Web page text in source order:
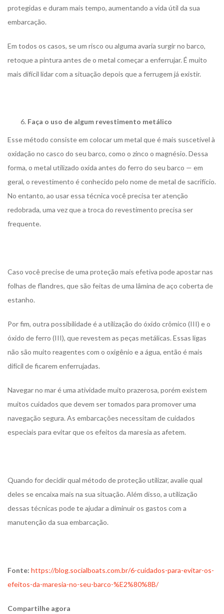
protegidas e duram mais tempo, aumentando a vida útil da sua
embarcação.
Em todos os casos, se um risco ou alguma avaria surgir no barco,
retoque a pintura antes de o metal começar a enferrujar. É muito
mais difícil lidar com a situação depois que a ferrugem já existir.
Faça o uso de algum revestimento metálico
Esse método consiste em colocar um metal que é mais suscetível à
oxidação no casco do seu barco, como o zinco o magnésio. Dessa
forma, o metal utilizado oxida antes do ferro do seu barco — em
geral, o revestimento é conhecido pelo nome de metal de sacrifício.
No entanto, ao usar essa técnica você precisa ter atenção
redobrada, uma vez que a troca do revestimento precisa ser
frequente.
Caso você precise de uma proteção mais efetiva pode apostar nas
folhas de flandres, que são feitas de uma lâmina de aço coberta de
estanho.
Por fim, outra possibilidade é a utilização do óxido crômico (III) e o
óxido de ferro (III), que revestem as peças metálicas. Essas ligas
não são muito reagentes com o oxigênio e a água, então é mais
difícil de ficarem enferrujadas.
Navegar no mar é uma atividade muito prazerosa, porém existem
muitos cuidados que devem ser tomados para promover uma
navegação segura. As embarcações necessitam de cuidados
especiais para evitar que os efeitos da maresia as afetem.
Quando for decidir qual método de proteção utilizar, avalie qual
deles se encaixa mais na sua situação. Além disso, a utilização
dessas técnicas pode te ajudar a diminuir os gastos com a
manutenção da sua embarcação.
Fonte: https://blog.socialboats.com.br/6-cuidados-para-evitar-os-
efeitos-da-maresia-no-seu-barco-%E2%80%8B/
Compartilhe agora